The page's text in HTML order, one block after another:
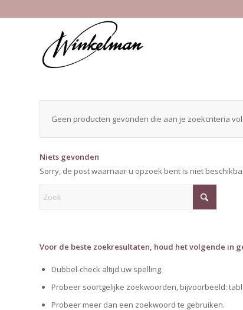
Geen producten gevonden die aan je zoekcriteria
Niets gevonden
Sorry, de post waarnaar u opzoek bent is niet
Voor de beste zoekresultaten, houd het volgende in
Dubbel-check altijd uw spelling.
Probeer soortgelijke zoekwoorden, bijvoorbeeld:
Probeer meer dan een zoekwoord te gebruiken.